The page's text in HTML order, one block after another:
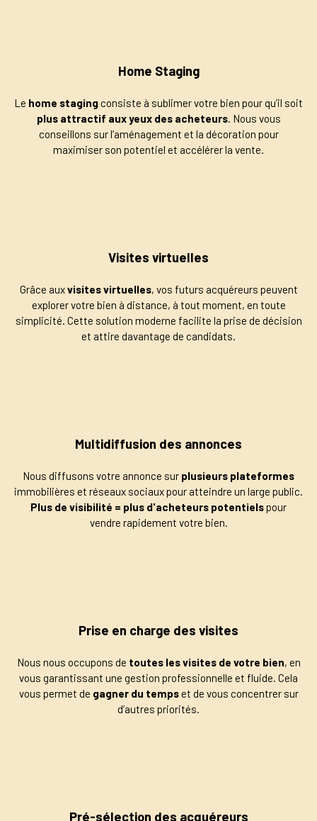
Home Staging
Le home stagingconsiste à sublimer votre bien pour qu’il soit
plus attractif aux yeux des acheteurs. Nous vous
conseillons sur l’aménagement et la décoration pour
maximiser son potentiel et accélérer la vente.
Visites virtuelles
Grâce auxvisites virtuelles, vos futurs acquéreurs peuvent
explorer votre bien à distance, à tout moment, en toute
simplicité. Cette solution moderne facilite la prise de décision
et attire davantage de candidats.
Multidiffusion des annonces
Nous diffusons votre annonce sur plusieurs plateformes
immobilières et réseaux sociaux pour atteindre un large public.
Plus de visibilité = plus d'acheteurs potentielspour
vendre rapidement votre bien.
Prise en charge des visites
Nous nous occupons de toutes les visites de votre bien, en
vous garantissant une gestion professionnelle et fluide. Cela
vous permet de gagner du tempset de vous concentrer sur
d’autres priorités.
Pré-sélection des acquéreurs